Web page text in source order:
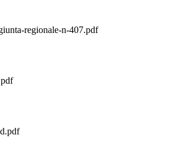
regionale-n-407.pdf